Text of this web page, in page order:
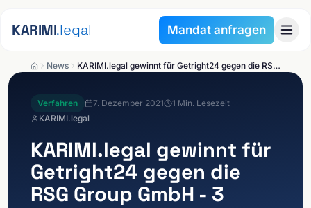
KARIMI.legal Mandat anfragen
News KARIMI.legal gewinnt für Getright24 gegen die RSG Group GmbH - 3
Verfahren 7. Dezember 2021 1 Min. Lesezeit
KARIMI.legal
KARIMI.legal gewinnt für
Getright24 gegen die
RSG Group GmbH - 3